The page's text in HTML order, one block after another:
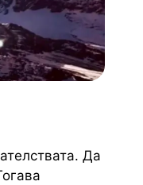
Да